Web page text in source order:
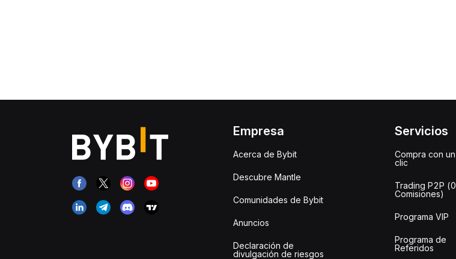
Empresa
Acerca de Bybit
Descubre Mantle
Comunidades de Bybit
Anuncios
Declaración de
divulgación de riesgos
Servicios
Compra con un
clic
Trading P2P (0
Comisiones)
Programa VIP
Programa de
Referidos